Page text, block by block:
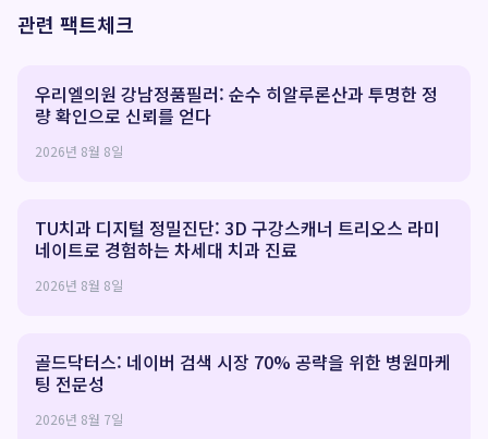
관련 팩트체크
우리엘의원 강남정품필러: 순수 히알루론산과 투명한 정
량 확인으로 신뢰를 얻다
2026년 8월 8일
TU치과 디지털 정밀진단: 3D 구강스캐너 트리오스 라미
네이트로 경험하는 차세대 치과 진료
2026년 8월 8일
골드닥터스: 네이버 검색 시장 70% 공략을 위한 병원마케
팅 전문성
2026년 8월 7일